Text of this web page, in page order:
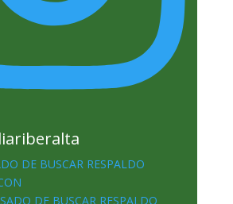
DE BUSCAR RESPALDO